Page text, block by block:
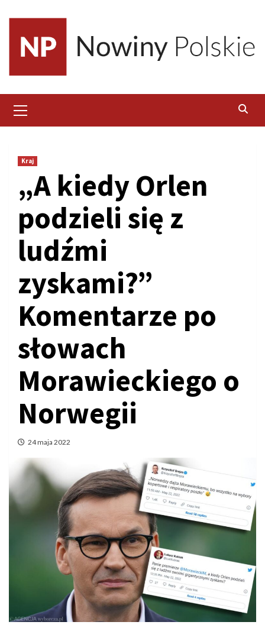
content
Menu
Kraj
„A kiedy Orlen
podzieli się z
ludźmi
zyskami?”
Komentarze po
słowach
Morawieckiego o
Norwegii
24 maja 2022